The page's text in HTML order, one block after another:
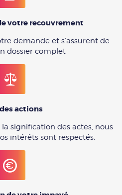
votre recouvrement
demande et s’assurent de
dossier complet
actions
signification des actes, nous
intérêts sont respectés.